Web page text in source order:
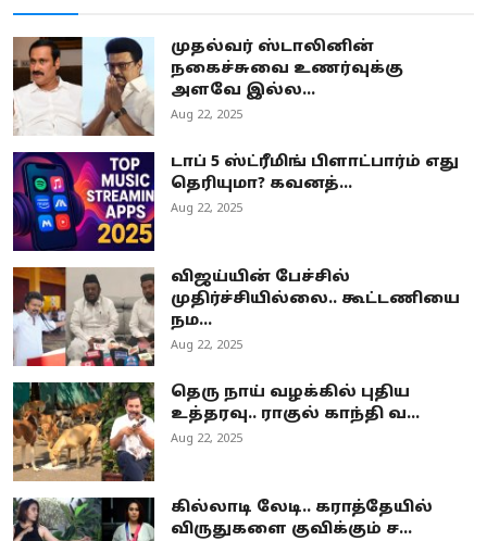
முதல்வர் ஸ்டாலினின்
நகைச்சுவை உணர்வுக்கு
அளவே இல்ல...
Aug 22, 2025
டாப் 5 ஸ்ட்ரீமிங் பிளாட்பார்ம் எது
தெரியுமா? கவனத்...
Aug 22, 2025
விஜய்யின் பேச்சில்
முதிர்ச்சியில்லை.. கூட்டணியை
நம...
Aug 22, 2025
தெரு நாய் வழக்கில் புதிய
உத்தரவு.. ராகுல் காந்தி வ...
Aug 22, 2025
கில்லாடி லேடி.. கராத்தேயில்
விருதுகளை குவிக்கும் ச...